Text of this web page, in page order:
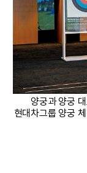
양궁과 양궁
현대차그룹 양궁